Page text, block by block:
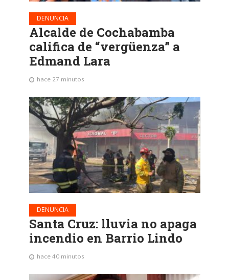
DENUNCIA
Alcalde de Cochabamba
califica de “vergüenza” a
Edmand Lara
hace 27 minutos
DENUNCIA
Santa Cruz: lluvia no apaga
incendio en Barrio Lindo
hace 40 minutos